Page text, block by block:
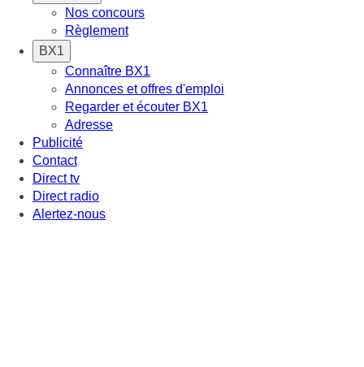
Nos concours
Règlement
BX1
Connaître BX1
Annonces et offres d'emploi
Regarder et écouter BX1
Adresse
Publicité
Contact
Direct tv
Direct radio
Alertez-nous